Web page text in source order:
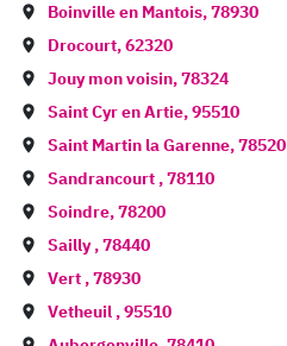
Boinville en Mantois,78930
Drocourt,62320
Jouy mon voisin,78324
Saint Cyr en Artie,95510
Saint Martin la Garenne,78520
Sandrancourt ,78110
Soindre,78200
Sailly,78440
Vert ,78930
Vetheuil ,95510